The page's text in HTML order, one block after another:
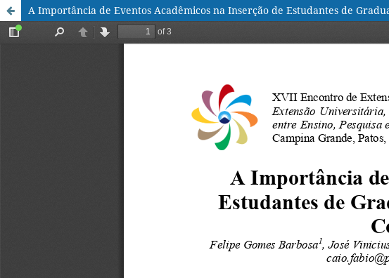
A Importância de Eventos Acadêmicos na Inserção de Estudantes de